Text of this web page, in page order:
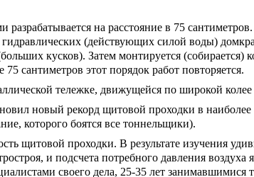
на расстояние в 75
(действующих силой воды)
кусков). Затем монтируется (собирается)
сантиметров этот порядок работ повторяется.
тележке, движущейся по широкой колее
новый рекорд щитовой проходки в наиболее
которого боятся все тоннельщики).
щитовой проходки. В результате изучения
и подсчета потребного давления
своего дела, 25-35 лет занимавшимися